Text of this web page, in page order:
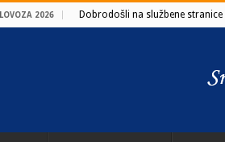
2026 Dobrodošli na službene